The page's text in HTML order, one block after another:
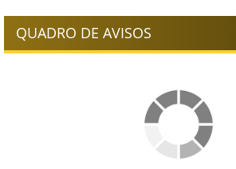
QUADRO DE AVISOS